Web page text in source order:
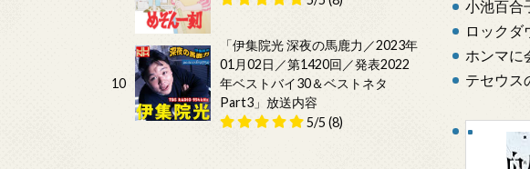
小池百合
ロックダ
ホンマに
テセウス
10
「伊集院光 深夜の馬鹿力／2023年
01月02日／第1420回／発表2022
年ベストバイ30＆ベストネタ
Part3」放送内容
5/5 (8)